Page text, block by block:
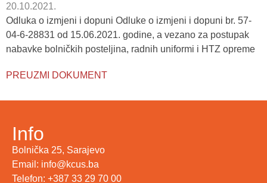
20.10.2021.
Odluka o izmjeni i dopuni Odluke o izmjeni i dopuni br. 57-
04-6-28831 od 15.06.2021. godine, a vezano za postupak
nabavke bolničkih posteljina, radnih uniformi i HTZ opreme
PREUZMI DOKUMENT
Info
Bolnička 25, Sarajevo
Email: info@kcus.ba
Telefon: +387 33 29 70 00